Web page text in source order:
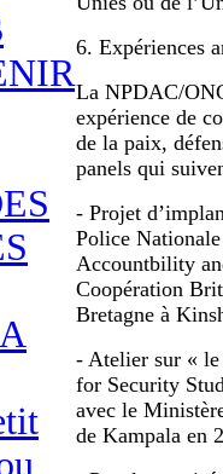
6. Expériences
La NPDAC/
expérience de
de la paix,
panels qui
- Projet
Police
Accountbility
Coopération
Bretagne à
- Atelier sur « le
for Security
avec le
de Kampala en